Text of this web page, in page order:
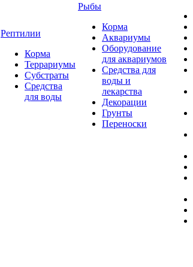
Рептилии
Корма
Террариумы
Субстраты
Средства
для воды
Рыбы
Корма
Аквариумы
Оборудование
для аквариумов
Средства для
воды и
лекарства
Декорации
Грунты
Переноски